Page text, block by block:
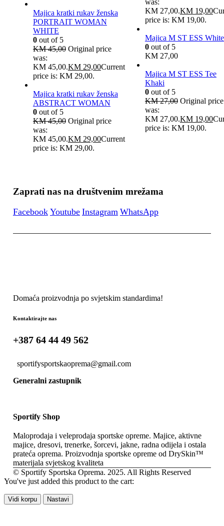
Majica kratki rukav ženska
PORTRAIT WOMAN
WHITE
0out of 5
KM45,00 Original price
was:
KM 45,00.KM29,00Current
price is: KM 29,00.
Majica kratki rukav ženska
ABSTRACT WOMAN
0out of 5
KM45,00 Original price
was:
KM 45,00.KM29,00Current
price is: KM 29,00.
was:
KM 27,00.KM19,00
price is: KM 19,00.
Majica M ST ESS White
0out of 5
KM27,00
Majica M ST ESS Tee
Khaki
0out of 5
KM27,00 Original price
was:
KM 27,00.KM19,00
price is: KM 19,00.
Zaprati nas na društvenim mrežama
Facebook Youtube Instagram WhatsApp
Domaća proizvodnja po svjetskim standardima!
Kontaktirajte nas
+387 64 44 49 562
sportifysportskaoprema@gmail.com
Generalni zastupnik
Sportify Shop
Maloprodaja i veleprodaja sportske opreme. Majice, aktivne
majice, dresovi, trenerke, šorcevi, jakne, radna odijela i ostala
prateća oprema. Proizvodnja sportske opreme od DrySkin™
materijala svjetskog kvaliteta
© Sportify Sportska Oprema. 2025. All Rights Reserved
You've just added this product to the cart:
Vidi korpu Nastavi